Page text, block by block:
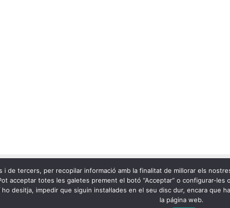
de tercers, per recopilar informació amb la finalitat de millorar els
acceptar totes les galetes prement el botó “Acceptar” o configurar-
desitja, impedir que siguin instal·lades en el seu disc dur, encara
la página web.